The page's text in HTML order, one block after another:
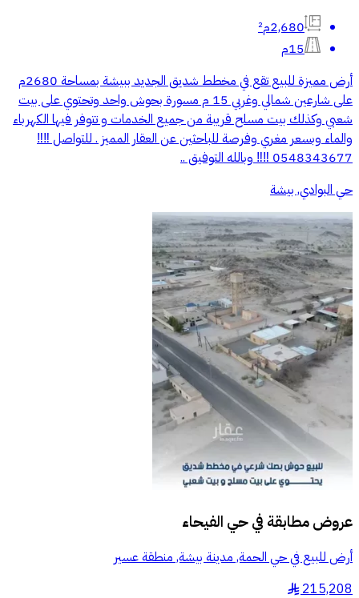
2,680م²
15م
أرض مميزة للبيع تقع في مخطط شديق الجديد ببيشة بمساحة 2680م
على شارعين شمالي وغربي 15 م مسورة بحوش واحد وتحتوي على بيت
شعبي وكذلك بيت مسلح قريبة من جميع الخدمات و تتوفر فيها الكهرباء
والماء وبسعر مغري وفرصة للباحثين عن العقار المميز . للتواصل ‼️‼️
0548343677 ‼️‼️ وبالله التوفيق ..
حي البوادي, بيشة
عروض مطابقة فيحي الفيحاء
أرض للبيع في حي الحمة, مدينة بيشة, منطقة عسير
215,208
§